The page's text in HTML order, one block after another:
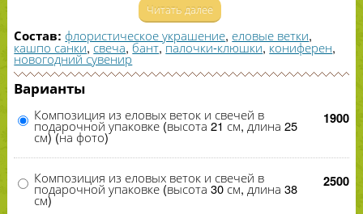
Читать далее
Состав: флористическое украшение, еловые ветки,
кашпо санки,свеча,бант,палочки-клюшки,кониферен,
новогодний сувенир
Варианты
Композиция из еловых веток и свечей в
подарочной упаковке (высота 21 см, длина 25
см) (на фото)
1900
Композиция из еловых веток и свечей в
подарочной упаковке (высота 30 см, длина 38
см)
2500